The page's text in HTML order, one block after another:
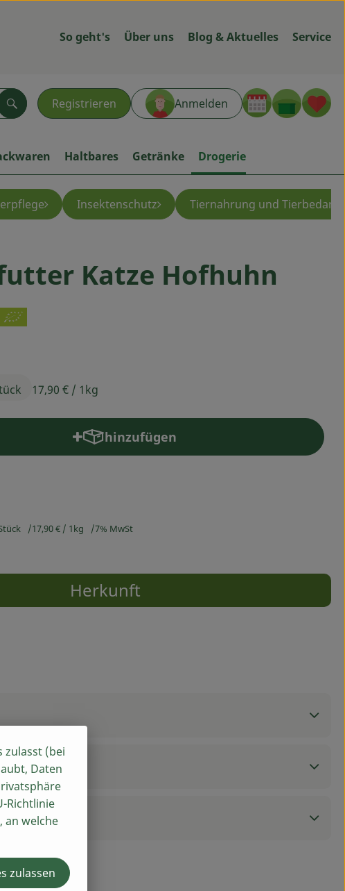
So geht's Über uns Blog & Aktuelles Service
Registrieren Anmelden
Suchen
Haltbares Getränke Drogerie
Insektenschutz Tiernahrung und Tierbedarf
Katze Hofhuhn
17,90 € / 1kg
hinzufügen
hinzufügen
Produkt zum Warenkorb hinzufügen
17,90 € / 1kg 7% MwSt
Herkunft
zulasst (bei
Daten
Richtlinie
an welche
zulassen